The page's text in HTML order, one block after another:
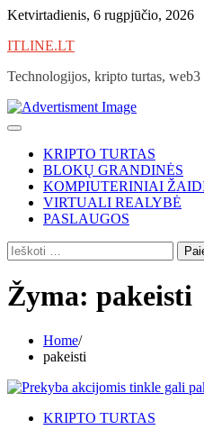
Skip
content
Ketvirtadienis, 6 rugpjūčio, 2026
ITLINE.LT
Technologijos, kripto turtas, web3
KRIPTO TURTAS
BLOKŲ GRANDINĖS
KOMPIUTERINIAI
VIRTUALI REALYBĖ
PASLAUGOS
Ieškoti:
Žyma: pakeisti
Home
pakeisti
KRIPTO TURTAS